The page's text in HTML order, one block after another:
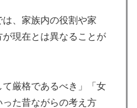
、家族内の役割や家
現在とは異なることが
厳格であるべき」「女
た昔ながらの考え方